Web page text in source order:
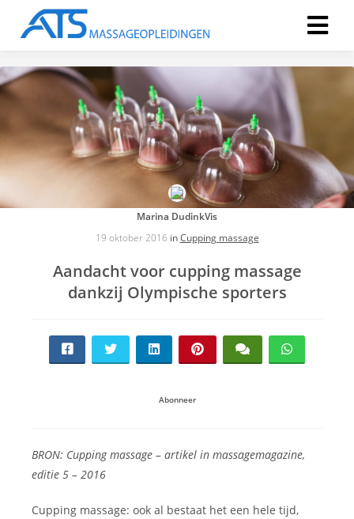
Marina DudinkVis
19 oktober 2016 inCupping massage
Aandacht voor cupping massage
dankzij Olympische sporters
Abonneer
BRON: Cupping massage – artikel in massagemagazine,
editie 5 – 2016
Cupping massage: ook al bestaat het een hele tijd,